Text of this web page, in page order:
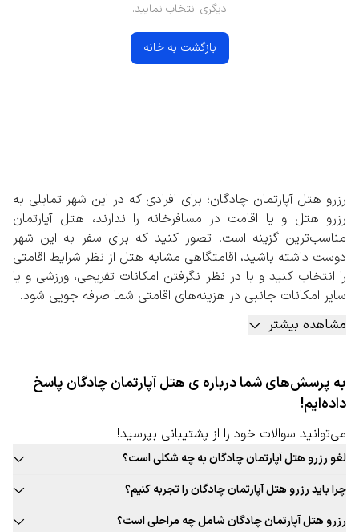
دیگری انتخاب نمایید.
بازگشت به خانه
رزرو هتل آپارتمان چادگان؛ برای افرادی که در این شهر تمایلی به
رزرو هتل و یا اقامت در مسافرخانه را ندارند، هتل آپارتمان
مناسب‌ترین گزینه است. تصور کنید که برای سفر به این شهر
دوست داشته باشید، اقامتگاهی مشابه هتل از نظر شرایط اقامتی
را انتخاب کنید و با در نظر نگرفتن امکانات تفریحی، ورزشی و یا
سایر امکانات جانبی در هزینه‌های اقامتی شما صرفه جویی شود.
با در نظر گرفتن تعداد روز حضور شما در این شهر و توع از
امکانات رفاهی محل اقامت، رزرو هتل آپارتمان گزینه‌ای مناسب
می‌دهند، اما طبیعی است که شرایط لوکس و مجللی مانند هتل
را در اختیار مسافرین قرار نمی‌دهند. رزرو هتل آپارتمان چادگان
امروزه به یکی از روش‌های مقرون به صرفه اقامتی در این شهر
بدل شده است. اقامتی که مخصوصا برای سفرهایی خانوادگی و
سفر با تعداد نفرات بالا گزینه‌ای بهتر است.
رزرو هتل آپارتمان چادگان به صورت آنلاین
با توجه به اهمیت هتل آپارتمان برای سفرهای گروهی، پیشنهاد
اختصاصی آن در سایت رزرواسیون سفربازی مراجعه کنید. در این
مشاهده بیشتر
به پرسش‌های شما درباره ی هتل آپارتمان چادگان پاسخ
داده‌ایم!
می‌توانید سوالات خود را از پشتیبانی بپرسید!
لغو رزرو هتل آپارتمان چادگان به چه شکلی است؟
قوانین لغو رزرو هتل آپارتمان این شهر به صورت ثابت برای تمامی هتل
آپارتمان قابل ارائه نیست. حتما در زمان رزرو هتل آپارتمان مورد نظر خود به
قوانین لغو توجه کنید.
چرا باید رزرو هتل آپارتمان چادگان را تجربه کنیم؟
بافت سنتی و جذاب این شهر، غذاهای محلی و بومی جذاب، فرهنگ غنی،
رزرو هتل آپارتمان چادگان شامل چه مراحلی است؟